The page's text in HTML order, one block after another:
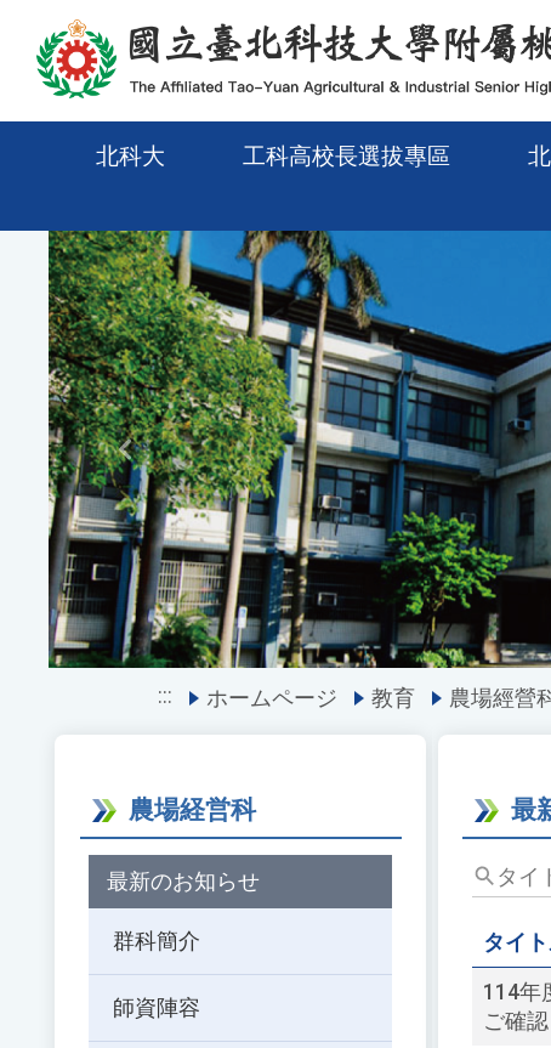
メインコンテンツエリアに移動
北科大 工科高校長選拔專區
Previous
::: ホームページ 教育 農場經營
農場経営科
最新のお知らせ
群科簡介
師資陣容
最
タ
イ
ト
ル、
キ
ー
タイ
114年
ご確認